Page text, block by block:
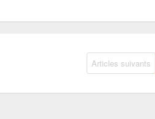
Articles suivants